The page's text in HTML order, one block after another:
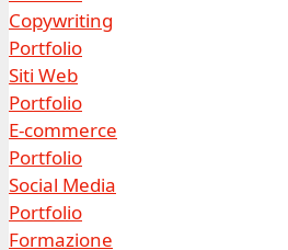
Copywriting
Portfolio
Siti Web
Portfolio
E-commerce
Portfolio
Social Media
Portfolio
Formazione